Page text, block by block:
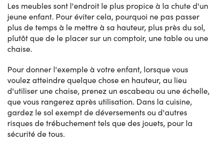
Les meubles sont l'endroit le plus propice à la chute d'un
jeune enfant. Pour éviter cela, pourquoi ne pas passer
plus de temps à le mettre à sa hauteur, plus près du sol,
plutôt que de le placer sur un comptoir, une table ou une
chaise.
Pour donner l'exemple à votre enfant, lorsque vous
voulez atteindre quelque chose en hauteur, au lieu
d'utiliser une chaise, prenez un escabeau ou une échelle,
que vous rangerez après utilisation. Dans la cuisine,
gardez le sol exempt de déversements ou d'autres
risques de trébuchement tels que des jouets, pour la
sécurité de tous.